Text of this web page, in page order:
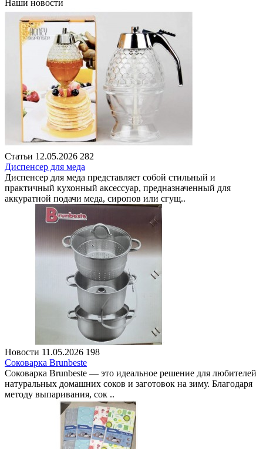
Наши новости
Статьи 12.05.2026 282
Диспенсер для меда
Диспенсер для меда представляет собой стильный и
практичный кухонный аксессуар, предназначенный для
аккуратной подачи меда, сиропов или сгущ..
Новости 11.05.2026 198
Соковарка Brunbeste
Соковарка Brunbeste — это идеальное решение для любителей
натуральных домашних соков и заготовок на зиму. Благодаря
методу выпаривания, сок ..